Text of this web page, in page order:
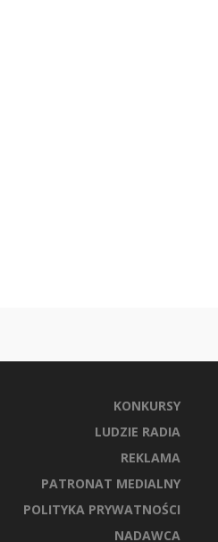
KONKURSY
LUDZIE RADIA
REKLAMA
PATRONAT MEDIALNY
POLITYKA PRYWATNOŚCI
NADAWCA